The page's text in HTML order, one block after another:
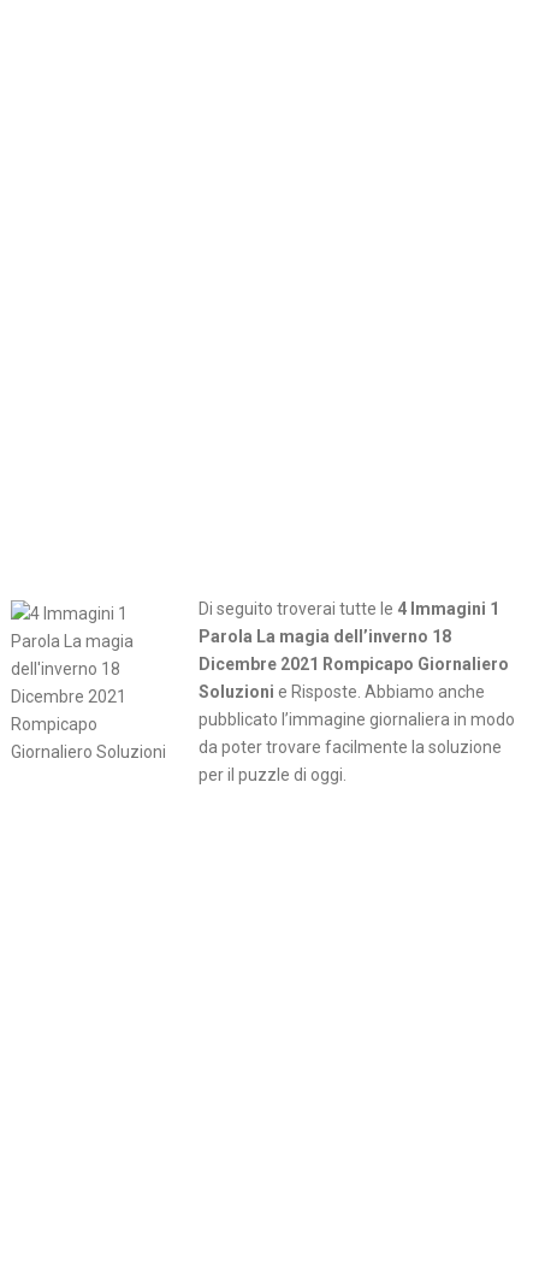
Di seguito troverai tutte le 4 Immagini 1
Parola La magia dell’inverno 18
Dicembre 2021 Rompicapo Giornaliero
Soluzioni e Risposte. Abbiamo anche
pubblicato l’immagine giornaliera in modo
da poter trovare facilmente la soluzione
per il puzzle di oggi.